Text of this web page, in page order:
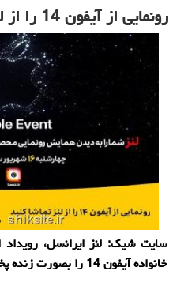
رونمایی از آیفون 14 را از لنز تماشا کنید
سایت شیک: لنز ایرانسل،
خانواده آیفون 14 را بصورت زنده پخش می کند.